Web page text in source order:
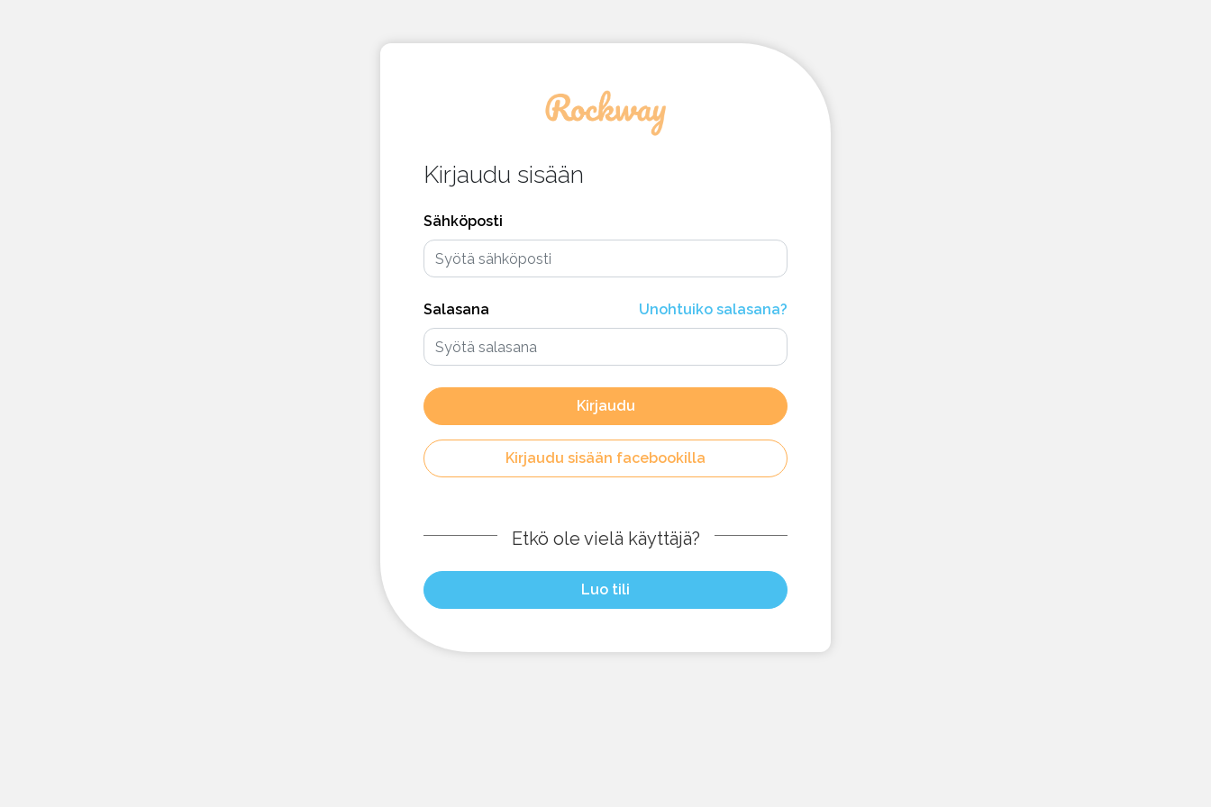
Kirjaudu sisään
Sähköposti
Salasana Unohtuiko salasana?
Kirjaudu
Kirjaudu sisään facebookilla
Etkö ole vielä käyttäjä?
Luo tili